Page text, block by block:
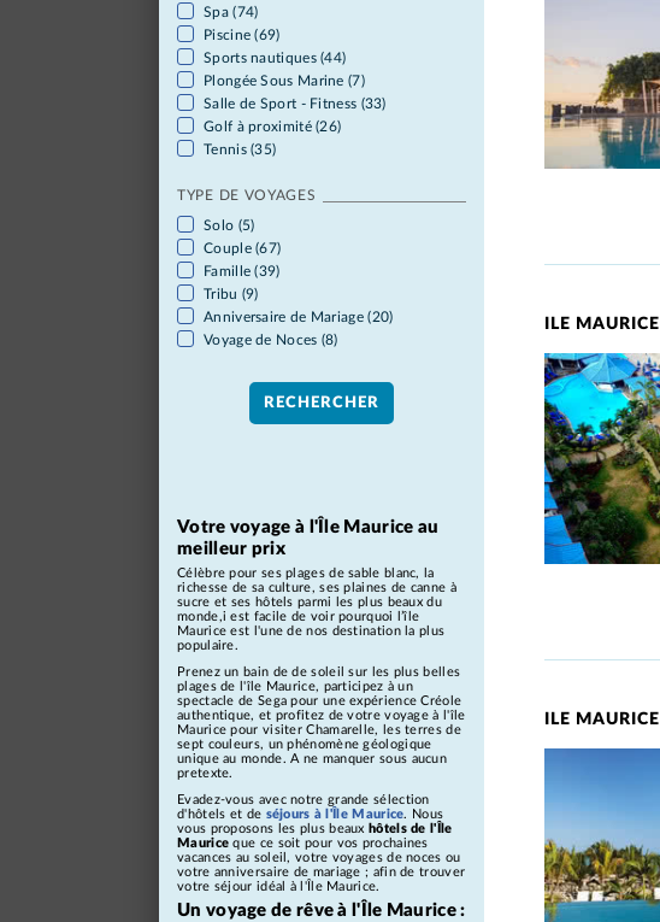
ILE MAURICE
ILE MAURICE
Spa (74)
Piscine (69)
Sports nautiques (44)
Plongée Sous Marine (7)
Salle de Sport - Fitness (33)
Golf à proximité (26)
Tennis (35)
TYPE DE VOYAGES
Solo (5)
Couple (67)
Famille (39)
Tribu (9)
Anniversaire de Mariage (20)
Voyage de Noces (8)
Votre voyage à l'Île Maurice au
meilleur prix
Célèbre pour ses plages de sable blanc, la
richesse de sa culture, ses plaines de canne à
sucre et ses hôtels parmi les plus beaux du
monde,i est facile de voir pourquoi l’île
Maurice est l'une de nos destination la plus
populaire.
Prenez un bain de de soleil sur les plus belles
plages de l'île Maurice, participez à un
spectacle de Sega pour une expérience Créole
authentique, et profitez de votre voyage à l'île
Maurice pour visiter Chamarelle, les terres de
sept couleurs, un phénomène géologique
unique au monde. A ne manquer sous aucun
pretexte.
Evadez-vous avec notre grande sélection
d'hôtels et de séjours à l'Île Maurice. Nous
vous proposons les plus beaux hôtels de l'Île
Maurice que ce soit pour vos prochaines
vacances au soleil, votre voyages de noces ou
votre anniversaire de mariage ; afin de trouver
votre séjour idéal à l'Île Maurice.
Un voyage de rêve à l'Île Maurice: